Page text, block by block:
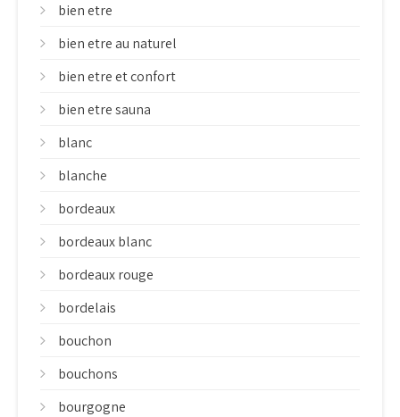
bien etre
bien etre au naturel
bien etre et confort
bien etre sauna
blanc
blanche
bordeaux
bordeaux blanc
bordeaux rouge
bordelais
bouchon
bouchons
bourgogne